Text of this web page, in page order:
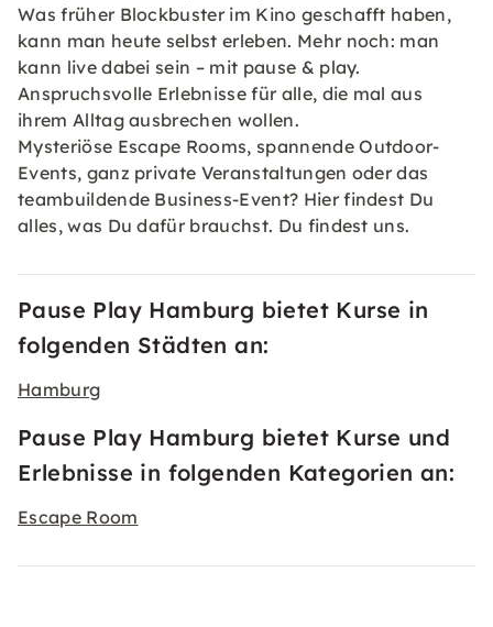
Was früher Blockbuster im Kino geschafft haben,
kann man heute selbst erleben. Mehr noch: man
kann live dabei sein – mit pause & play.
Anspruchsvolle Erlebnisse für alle, die mal aus
ihrem Alltag ausbrechen wollen.
Mysteriöse Escape Rooms, spannende Outdoor-
Events, ganz private Veranstaltungen oder das
teambuildende Business-Event? Hier findest Du
alles, was Du dafür brauchst. Du findest uns.
Pause Play Hamburg bietet Kurse in
folgenden Städten an:
Hamburg
Pause Play Hamburg bietet Kurse und
Erlebnisse in folgenden Kategorien an:
Escape Room